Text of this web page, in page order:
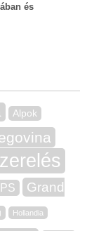
és
Alpok
Grand
Hollandia